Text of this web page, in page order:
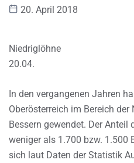
20. April 2018
Niedriglöhne
20.04.
In den vergangenen Jahren
Oberösterreich im Bereich
Bessern gewendet. Der Anteil
weniger als 1.700 bzw. 1.500
sich laut Daten der Statistik